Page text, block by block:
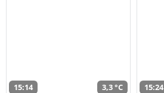
15:14 3,3 °C 15:24